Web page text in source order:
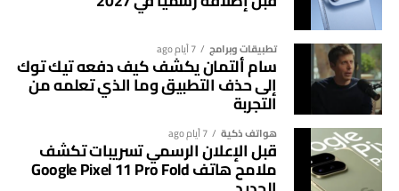
أمازون تنضم إلى قائمة أكبر الشركات
العالمية
بوصول القيمة السوقية لأمازون إلى أكثر من 3 تريليونات دولار،
أصبحت الشركة ضمن نخبة الشركات العالمية التي تمكنت من
تحقيق هذا الإنجاز، إلى جانب شركات مثل أبل ومايكروسوفت
وألفابت وإنفيديا.
واستغرقت أمازون ما يزيد قليلًا على عامين فقط لإضافة تريليون
تطبيقات وبرامج 7 أيام ago
سام ألتمان يكشف كيف دفعه تيك توك
إلى حذف التطبيق وما الذي تعلمه من
التجربة
هواتف ذكية 7 أيام ago
قبل الإعلان الرسمي تسريبات تكشف
ملامح هاتف Google Pixel 11 Pro Fold